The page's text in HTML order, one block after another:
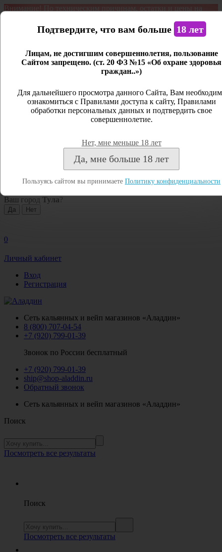
Внимание! По техническим причинам, остатки и цены на
является демонстрационным. Дистанционная продажа не
Открыть сайдбар
Личный кабинет
Закрыть
Посмотреть все результаты
Ваш город Тула ?
0
Личный кабинет
Вход
Регистрация
Сеть кальянных и вейп магазинов «Аладдин»
8 (800) 707-04-54
+7 (920) 799-01-39
Звонок по России бесплатный
+7 (920) 799-01-39
ship@shop-aladdin.ru
Обратный звонок
Сеть кальянных и вейп магазинов «Аладдин»
Поиск
Посмотреть все результаты
Поиск
Посмотреть все результаты
Подтвердите, что вам больше 18 лет
Лицам, не достигшим совершеннолетия, пользование
Сайтом запрещено. (ст. 20 ФЗ №15 «Об охране здоровья
граждан..»)
Для дальнейшего просмотра данного Сайта, Вам
ознакомиться с Правилами доступа к сайту, Правилами
обработки персональных данных и подтвердить свое
совершеннолетие.
Нет, мне меньше 18 лет
Да, мне больше 18 лет
Пользуясь сайтом вы принимаете Политику конфиденциальности